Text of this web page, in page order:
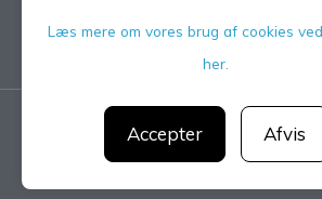
Privatlivspolitik
CGM 2021 ©​ | All Rights
Læs mere om vores brug af cookies
her.
Accepter Afvis